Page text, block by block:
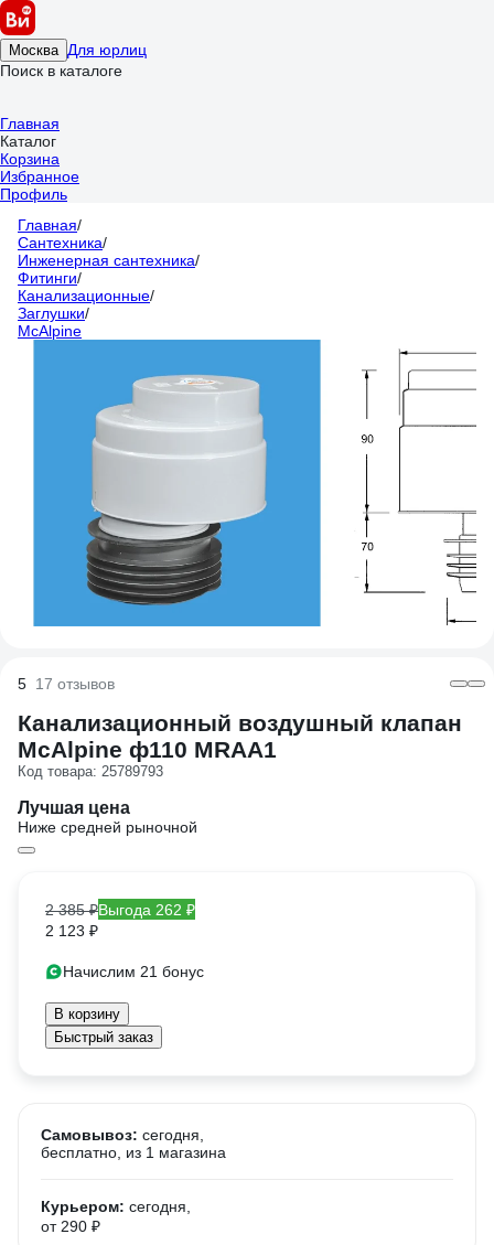
Москва Для юрлиц
Поиск в каталоге
Главная
Каталог
Корзина
Избранное
Профиль
Главная/
Сантехника/
Инженерная сантехника/
Фитинги/
Канализационные/
Заглушки/
McAlpine
5 17 отзывов
Канализационный воздушный клапан
McAlpine ф110 MRAA1
Код товара: 25789793
Лучшая цена
Ниже средней рыночной
2 385 ₽Выгода 262 ₽
2 123 ₽
Начислим 21 бонус
В корзину
Быстрый заказ
Самовывоз: сегодня,
бесплатно , из 1 магазина
Курьером: сегодня,
от 290 ₽